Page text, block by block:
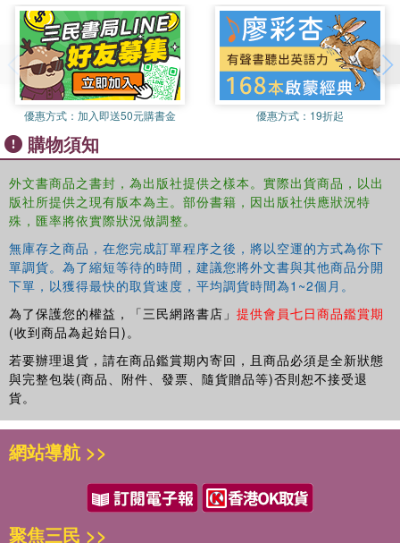
This book explains Black culture, anti-Black racism,
African Diaspora Literacy, African American Language,
and pro-Black and actionable steps that educators can
adopt and implement. Examples of culturally relevant
family and community involvement are provided.
As with the previous edition, readers will appreciate a
multitude of resources. After reading this book, educators
will view educating African American students as
exhilarating and rewarding and Black students will flourish.
優惠方式： 加入即送50元購書金 優惠方式： 19折起
購物須知
外文書商品之書封，為出版社提供之樣本。實際出貨商品，以出
版社所提供之現有版本為主。部份書籍，因出版社供應狀況特
殊，匯率將依實際狀況做調整。
無庫存之商品，在您完成訂單程序之後，將以空運的方式為你下
單調貨。為了縮短等待的時間，建議您將外文書與其他商品分開
下單，以獲得最快的取貨速度，平均調貨時間為1~2個月。
為了保護您的權益，「三民網路書店」 提供會員七日商品鑑賞期
(收到商品為起始日)。
若要辦理退貨，請在商品鑑賞期內寄回，且商品必須是全新狀態
與完整包裝(商品、附件、發票、隨貨贈品等)否則恕不接受退
貨。
網站導航 >>
聚焦三民 >>